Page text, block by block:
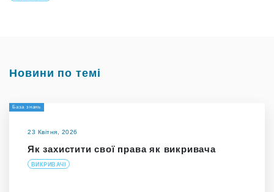
Новини по темі
База знань
23 Квітня, 2026
Як захистити свої права як викривача
ВИКРИВАЧІ